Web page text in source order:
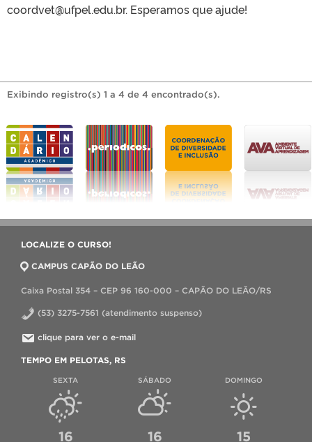
coordvet@ufpel.edu.br. Esperamos que ajude!
Exibindo registro(s) 1 a 4 de 4 encontrado(s).
LOCALIZE O CURSO!
CAMPUS CAPÃO DO LEÃO
Caixa Postal 354 – CEP 96 160-000 – CAPÃO DO LEÃO/RS
(53) 3275-7561 (atendimento suspenso)
clique para ver o e-mail
TEMPO EM PELOTAS, RS
SEXTA
16
SÁBADO
16
DOMINGO
15